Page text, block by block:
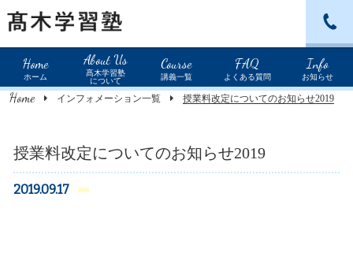
Home
ホーム
About Us
髙木学習塾
について
Course
講義一覧
FAQ
よくある質問
Info
お知らせ
北野田教室：072-234-0589
Home インフォメーション一覧 授業料改定についてのお知らせ2019
授業料改定についてのお知らせ2019
2019.09.17